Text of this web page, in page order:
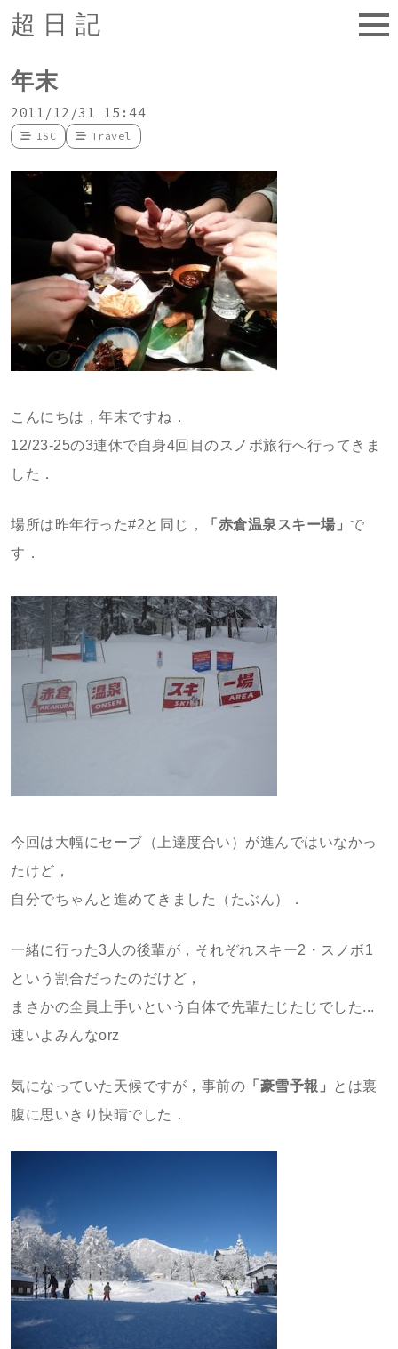
超日記
年末
2011/12/31 15:44
ISC Travel
こんにちは，年末ですね．
12/23-25の3連休で自身4回目のスノボ旅行へ行ってきま
した．
場所は昨年行った#2と同じ， 「赤倉温泉スキー場」 で
す．
今回は大幅にセーブ（上達度合い）が進んではいなかっ
たけど，
自分でちゃんと進めてきました（たぶん）．
一緒に行った3人の後輩が，それぞれスキー2・スノボ1
という割合だったのだけど，
まさかの全員上手いという自体で先輩たじたじでした...
速いよみんなorz
気になっていた天候ですが，事前の 「豪雪予報」
とは裏
腹に思いきり快晴でした．